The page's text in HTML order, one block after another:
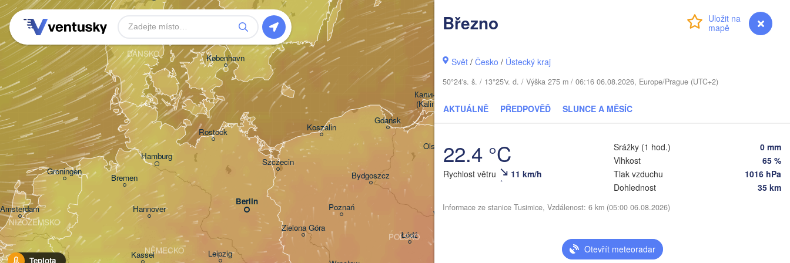
myVentusky Předpověď
Březno
Svět /Česko / Ústecký kraj
50°24's. š. / 13°25'v. d. / Výška 275 m / 06:16 06.08.2026, Europe/Prague (UTC+2)
AKTUÁLNĚ PŘEDPOVĚĎ SLUNCE A MĚSÍC
22.4 °C
Rychlost větru 11 km/h
Srážky (1 hod.)
0 mm
Vlhkost
65 %
Tlak vzduchu
1016 hPa
Dohlednost
35 km
Informace ze stanice Tusimice, Vzdálenost: 6 km (05:00 06.08.2026)
Otevřít meteoradar
Teplota
DÁNSKO
Hamburg
Amsterdam
Bremen
Hannover
Kassel
Groningen
NĚMECKO
NIZOZEMSKO
Berlin
Warszawa
København
Łódź
Leipzig
Poznań
Rostock
Olsztyn
Koszalin
Klaipėda
Zielona Góra
Szczecin
Gdańsk
Калининград
(Kaliningrad)
Bydgoszcz
POLSKO
Vilnius
(Babrujsk)
Пінск
Мазыр
Салігорск
(Salihorsk)
(Viciebsk)
Брэст
BĚLORUSKO
LITVA